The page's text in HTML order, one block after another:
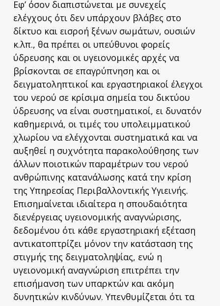
Εφ’ όσον διαπιστώνεται με συνεχείς
ελέγχους ότι δεν υπάρχουν βλάβες στο
δίκτυο και εισροή ξένων σωμάτων, ουσιών
κ.λπ., θα πρέπει οι υπεύθυνοι φορείς
ύδρευσης και οι υγειονομικές αρχές να
βρίσκονται σε επαγρύπνηση και οι
δειγματοληπτικοί και εργαστηριακοί έλεγχοι
του νερού σε κρίσιμα σημεία του δικτύου
ύδρευσης να είναι συστηματικοί, ει δυνατόν
καθημερινά, οι τιμές του υπολειμματικού
χλωρίου να ελέγχονται συστηματικά και να
αυξηθεί η συχνότητα παρακολούθησης των
άλλων ποιοτικών παραμέτρων του νερού
ανθρώπινης κατανάλωσης κατά την κρίση
της Υπηρεσίας Περιβαλλοντικής Υγιεινής.
Επισημαίνεται ιδιαίτερα η σπουδαιότητα
διενέργειας υγειονομικής αναγνώρισης,
δεδομένου ότι κάθε εργαστηριακή εξέταση
αντικατοπτρίζει μόνον την κατάσταση της
στιγμής της δειγματοληψίας, ενώ η
υγειονομική αναγνώριση επιτρέπει την
επισήμανση των υπαρκτών και ακόμη
δυνητικών κινδύνων. Υπενθυμίζεται ότι τα